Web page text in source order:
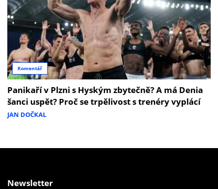
Komentář
Panikaří v Plzni s Hyským zbytečně? A má Denia
šanci uspět? Proč se trpělivost s trenéry vyplácí
JAN DOČKAL
Newsletter